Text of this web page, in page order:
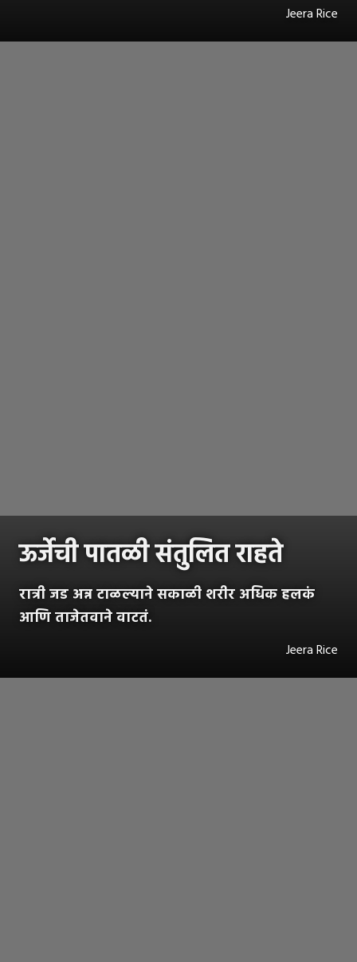
Jeera Rice
ऊर्जेची पातळी संतुलित राहते
रात्री जड अन्न टाळल्याने सकाळी शरीर अधिक हलकं
आणि ताजेतवाने वाटतं.
Jeera Rice